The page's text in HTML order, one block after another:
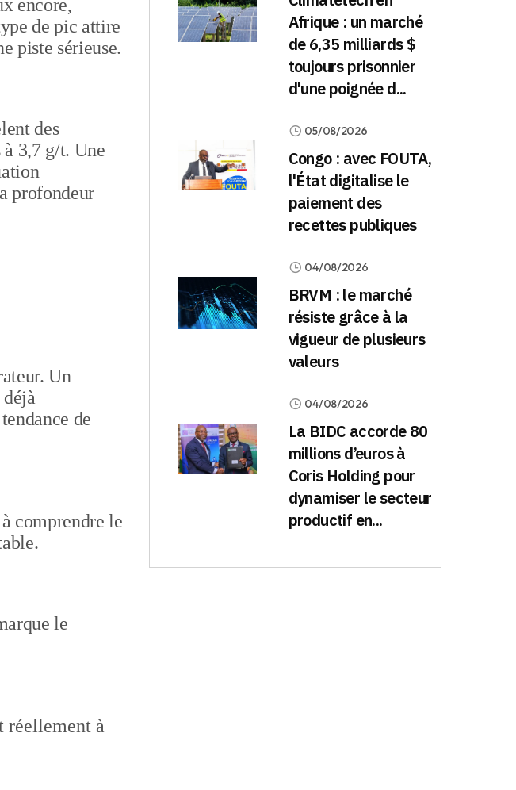
encore,
de pic attire
piste sérieuse.
des
3,7 g/t. Une
profondeur
Un
de
comprendre le
le
réellement à
Afrique : un marché
de 6,35 milliards $
toujours prisonnier
d'une poignée d...
05/08/2026
Congo : avec FOUTA,
l'État digitalise le
paiement des
recettes publiques
04/08/2026
BRVM : le marché
résiste grâce à la
vigueur de plusieurs
valeurs
04/08/2026
La BIDC accorde 80
millions d’euros à
Coris Holding pour
dynamiser le secteur
productif en...